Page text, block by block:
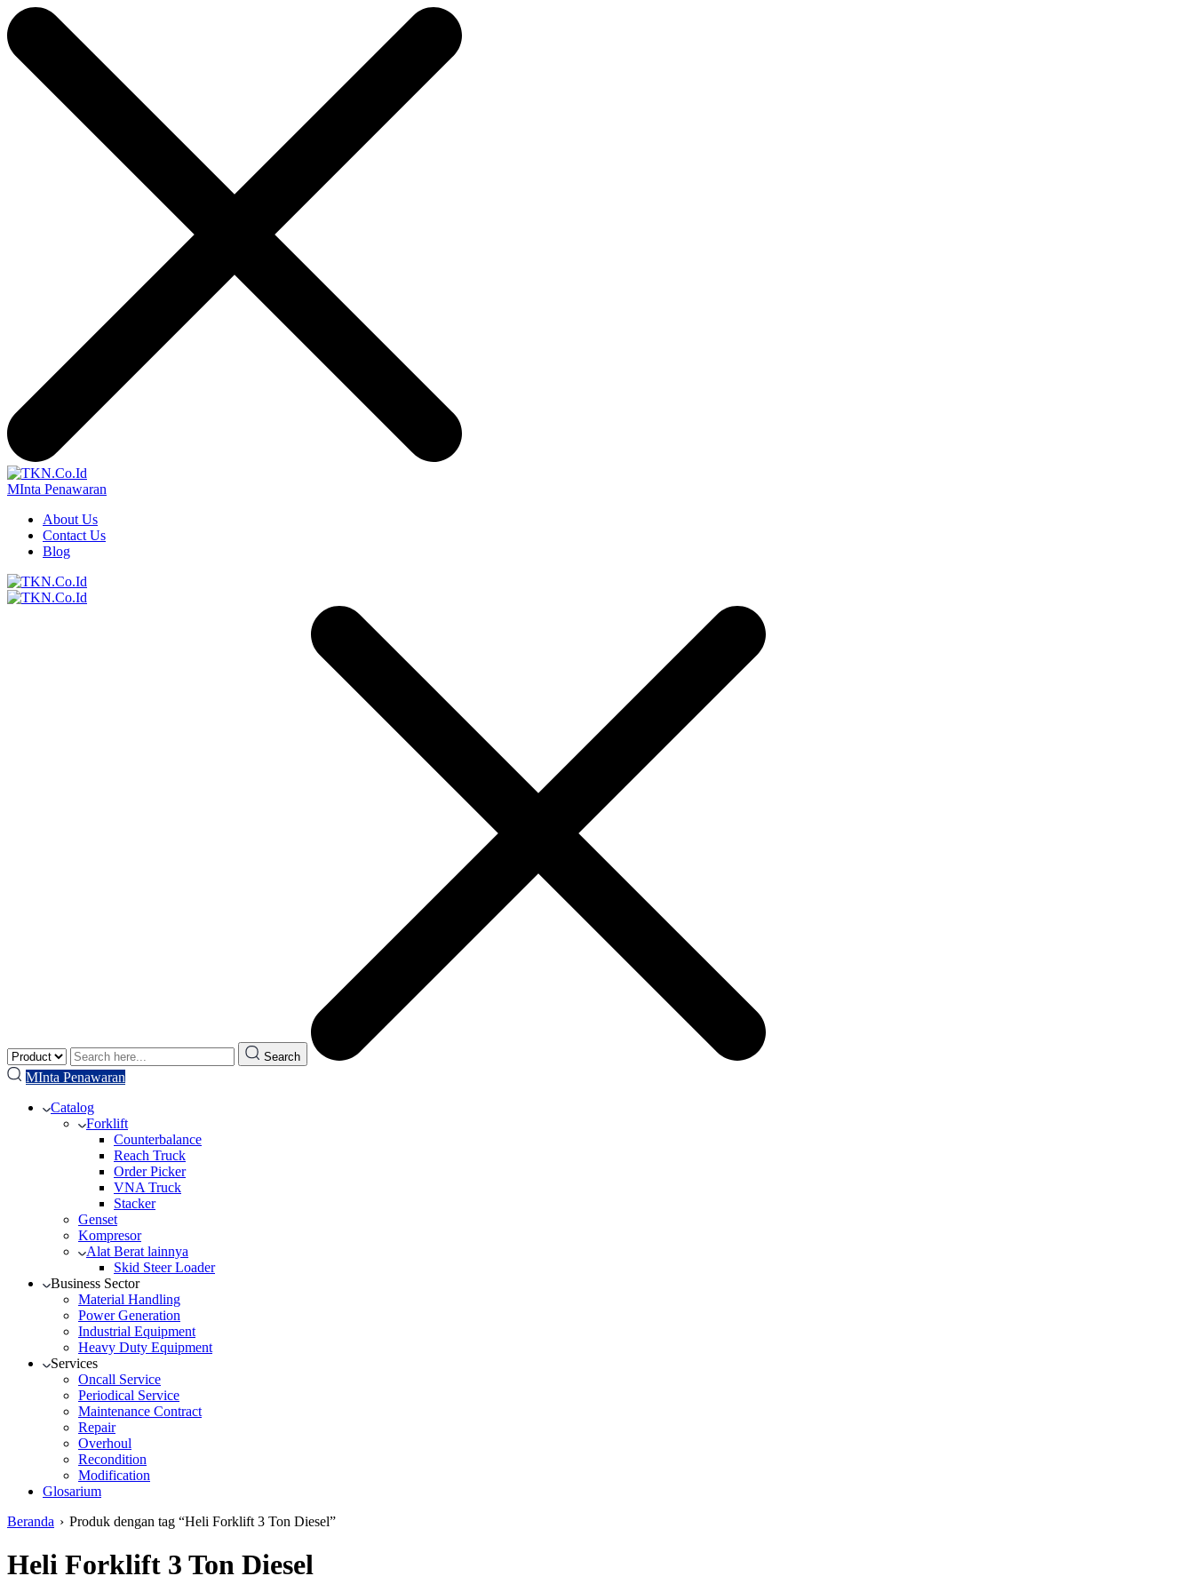
MInta Penawaran
About Us
Contact Us
Blog
Search
MInta Penawaran
Catalog
Forklift
Counterbalance
Reach Truck
Order Picker
VNA Truck
Stacker
Genset
Kompresor
Alat Berat lainnya
Skid Steer Loader
Business Sector
Material Handling
Power Generation
Industrial Equipment
Heavy Duty Equipment
Services
Oncall Service
Periodical Service
Maintenance Contract
Repair
Overhoul
Recondition
Modification
Glosarium
Beranda › Produk dengan tag “Heli Forklift 3 Ton Diesel”
Heli Forklift 3 Ton Diesel